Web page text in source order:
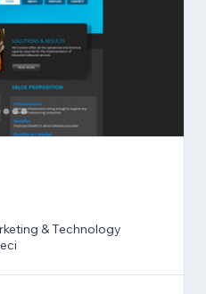
& Technology
speci